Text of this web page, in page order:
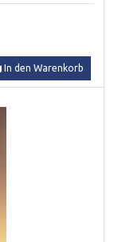
In den Warenkorb